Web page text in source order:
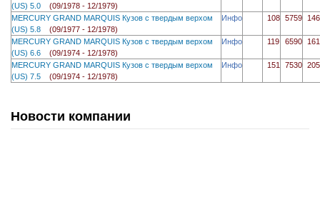
(US) 5.0 (09/1978 - 12/1979)
MERCURY GRAND MARQUIS Кузов с твердым верхом
(US) 5.8 (09/1977 - 12/1978)
Инфо 108 5759 146
MERCURY GRAND MARQUIS Кузов с твердым верхом
(US) 6.6 (09/1974 - 12/1978)
Инфо 119 6590 161
MERCURY GRAND MARQUIS Кузов с твердым верхом
(US) 7.5 (09/1974 - 12/1978)
Инфо 151 7530 205
Новости компании